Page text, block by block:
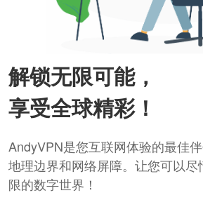
解锁无限可能，
享受全球精彩！
AndyVPN是您互联网体验的最佳
地理边界和网络屏障。让您可以
限的数字世界！